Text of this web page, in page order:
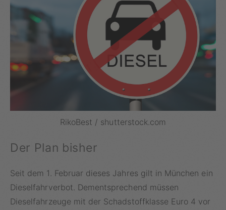
RikoBest / shutterstock.com
Der Plan bisher
Seit dem 1. Februar dieses Jahres gilt in München ein
Dieselfahrverbot. Dementsprechend müssen
Dieselfahrzeuge mit der Schadstoffklasse Euro 4 vor